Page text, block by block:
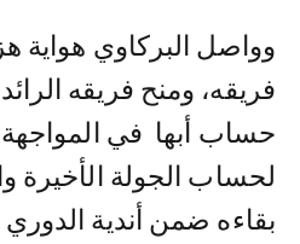
وواصل البركاوي هواية هز شباك خصوم
فريقه، ومنح فريقه
حساب أبها في المواجهة
لحساب الجولة الأخيرة
بقاءه ضمن أندية الدوري